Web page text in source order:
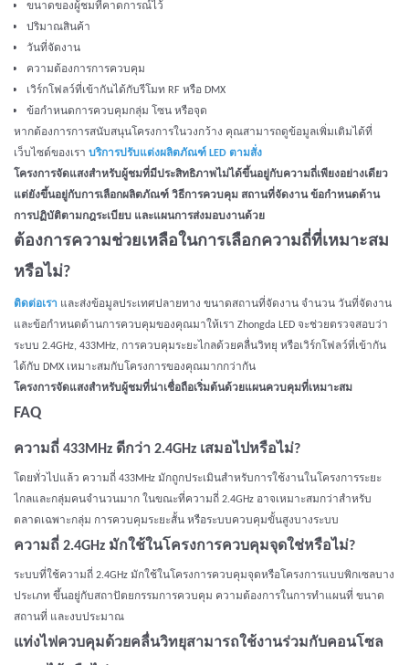
ขนาดของผู้ชมที่คาดการณ์ไว้
ปริมาณสินค้า
วันที่จัดงาน
ความต้องการการควบคุม
เวิร์กโฟลว์ที่เข้ากันได้กับรีโมท RF หรือ DMX
ข้อกำหนดการควบคุมกลุ่ม โซน หรือจุด
หากต้องการการสนับสนุนโครงการในวงกว้าง คุณสามารถดูข้อมูลเพิ่มเติมได้ที่
เว็บไซต์ของเรา บริการปรับแต่งผลิตภัณฑ์ LED ตามสั่ง
โครงการจัดแสงสำหรับผู้ชมที่มีประสิทธิภาพไม่ได้ขึ้นอยู่กับความถี่เพียงอย่างเดียว
แต่ยังขึ้นอยู่กับการเลือกผลิตภัณฑ์ วิธีการควบคุม สถานที่จัดงาน ข้อกำหนดด้าน
การปฏิบัติตามกฎระเบียบ และแผนการส่งมอบงานด้วย
ต้องการความช่วยเหลือในการเลือกความถี่ที่เหมาะสม
หรือไม่?
ติดต่อเรา และส่งข้อมูลประเทศปลายทาง ขนาดสถานที่จัดงาน จำนวน วันที่จัดงาน
และข้อกำหนดด้านการควบคุมของคุณมาให้เรา Zhongda LED จะช่วยตรวจสอบว่า
ระบบ 2.4GHz, 433MHz, การควบคุมระยะไกลด้วยคลื่นวิทยุ หรือเวิร์กโฟลว์ที่เข้ากัน
ได้กับ DMX เหมาะสมกับโครงการของคุณมากกว่ากัน
โครงการจัดแสงสำหรับผู้ชมที่น่าเชื่อถือเริ่มต้นด้วยแผนควบคุมที่เหมาะสม
FAQ
ความถี่ 433MHz ดีกว่า 2.4GHz เสมอไปหรือไม่?
โดยทั่วไปแล้ว ความถี่ 433MHz มักถูกประเมินสำหรับการใช้งานในโครงการระยะ
ไกลและกลุ่มคนจำนวนมาก ในขณะที่ความถี่ 2.4GHz อาจเหมาะสมกว่าสำหรับ
ตลาดเฉพาะกลุ่ม การควบคุมระยะสั้น หรือระบบควบคุมขั้นสูงบางระบบ
ความถี่ 2.4GHz มักใช้ในโครงการควบคุมจุดใช่หรือไม่?
ระบบที่ใช้ความถี่ 2.4GHz มักใช้ในโครงการควบคุมจุดหรือโครงการแบบพิกเซลบาง
ประเภท ขึ้นอยู่กับสถาปัตยกรรมการควบคุม ความต้องการในการทำแผนที่ ขนาด
สถานที่ และงบประมาณ
แท่งไฟควบคุมด้วยคลื่นวิทยุสามารถใช้งานร่วมกับคอนโซล